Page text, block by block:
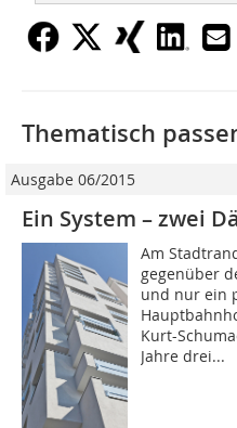
Thematisch
Ausgabe 06/2015
Ein System – zwei
Am
gegenüber
und nur ein
Kurt-
Jahre drei...